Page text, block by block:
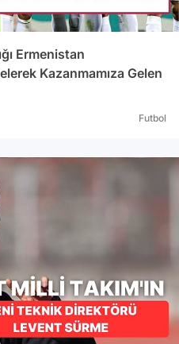
Ermenistan
Kazanmamıza Gelen
Futbol